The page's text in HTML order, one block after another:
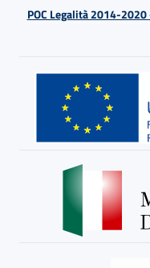
POC Legalità 2014-